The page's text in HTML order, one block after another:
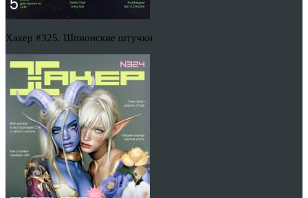
Хакер #325. Шпионские штучки